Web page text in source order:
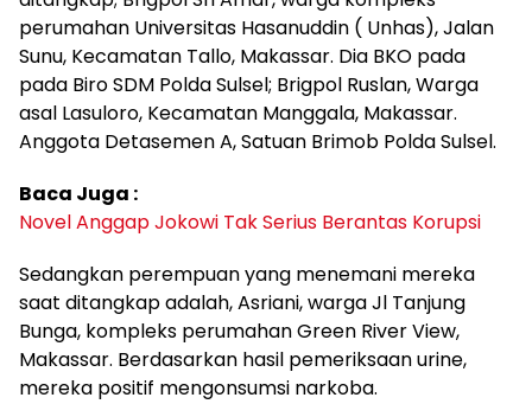
perumahan Universitas Hasanuddin ( Unhas), Jalan
Sunu, Kecamatan Tallo, Makassar. Dia BKO pada
pada Biro SDM Polda Sulsel; Brigpol Ruslan, Warga
asal Lasuloro, Kecamatan Manggala, Makassar.
Anggota Detasemen A, Satuan Brimob Polda Sulsel.
Baca Juga :
Novel Anggap Jokowi Tak Serius Berantas Korupsi
Sedangkan perempuan yang menemani mereka
saat ditangkap adalah, Asriani, warga Jl Tanjung
Bunga, kompleks perumahan Green River View,
Makassar. Berdasarkan hasil pemeriksaan urine,
mereka positif mengonsumsi narkoba.